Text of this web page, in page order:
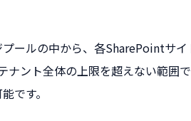
ールの中から、各SharePointサ
ナント全体の上限を超えない範囲
です。